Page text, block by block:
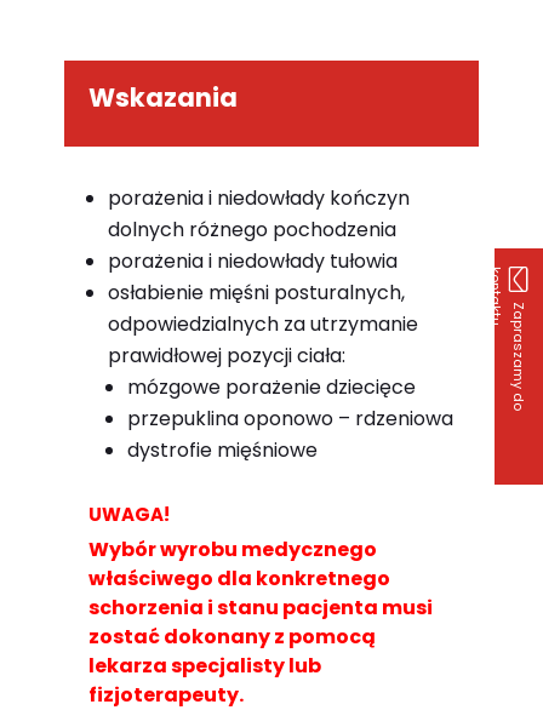
Z
a
p
r
a
s
z
a
m
y
d
o
k
o
n
t
a
k
t
u
Wskazania
porażenia i niedowłady kończyn
dolnych różnego pochodzenia
porażenia i niedowłady tułowia
osłabienie mięśni posturalnych,
odpowiedzialnych za utrzymanie
prawidłowej pozycji ciała:
mózgowe porażenie dziecięce
przepuklina oponowo – rdzeniowa
dystrofie mięśniowe
UWAGA!
Wybór wyrobu medycznego
właściwego dla konkretnego
schorzenia i stanu pacjenta musi
zostać dokonany z pomocą
lekarza specjalisty lub
fizjoterapeuty.